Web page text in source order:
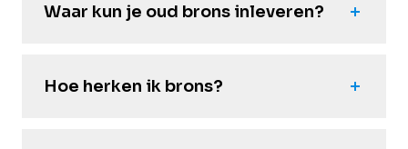
Waar kun je oud brons inleveren?
Hoe herken ik brons?